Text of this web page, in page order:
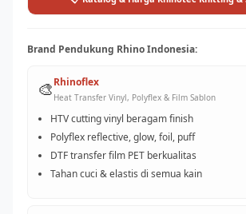
Brand Pendukung Rhino Indonesia:
🎨Rhinoflex
Heat Transfer Vinyl, Polyflex & Film Sablon
HTV cutting vinyl beragam finish
Polyflex reflective, glow, foil, puff
DTF transfer film PET berkualitas
Tahan cuci & elastis di semua kain